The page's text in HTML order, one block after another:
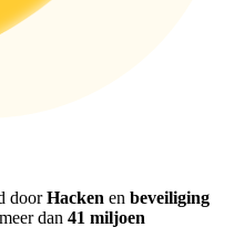
doorHacken en beveiliging
dan 41 miljoen